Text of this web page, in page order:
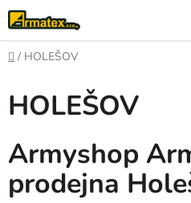
Přejít
na
obsah
Domů
/ HOLEŠOV
HOLEŠOV
Armyshop
prodejna